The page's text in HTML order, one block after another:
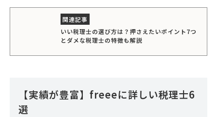
いい税理士の選び方は？押さえたいポイント7つ
とダメな税理士の特徴も解説
【実績が豊富】freeeに詳しい税理士6
選